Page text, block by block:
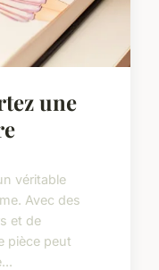
une
véritable
Avec des
et de
pièce peut